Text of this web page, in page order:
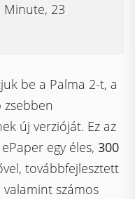
Minute, 23
be a Palma 2-t, a
zsebben
új verzióját. Ez az
egy éles,300
továbbfejlesztett
valamint számos